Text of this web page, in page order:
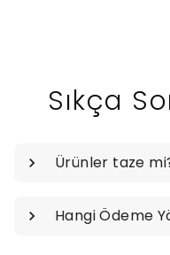
Sıkça
Ürünler taze
Hangi Ödeme